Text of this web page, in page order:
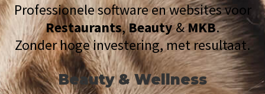
Professionele software en websites voor
Restaurants,Beauty&MKB.
Zonder hoge investering, met resultaat.
Beauty & Wellness